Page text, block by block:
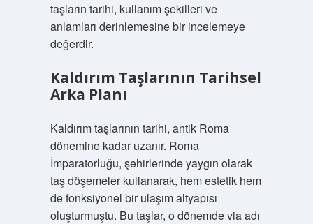
taşların tarihi, kullanım şekilleri ve
anlamları derinlemesine bir incelemeye
değerdir.
Kaldırım Taşlarının Tarihsel
Arka Planı
Kaldırım taşlarının tarihi, antik Roma
dönemine kadar uzanır. Roma
İmparatorluğu, şehirlerinde yaygın olarak
taş döşemeler kullanarak, hem estetik hem
de fonksiyonel bir ulaşım altyapısı
oluşturmuştu. Bu taşlar, o dönemde via adı